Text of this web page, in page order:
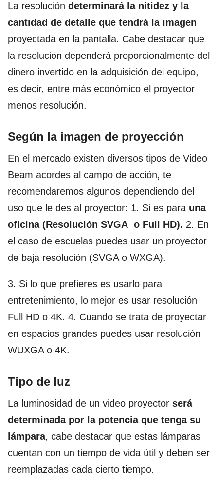
La resolución determinará la nitidez y la
cantidad de detalle que tendrá la imagen
proyectada en la pantalla. Cabe destacar que
la resolución dependerá proporcionalmente del
dinero invertido en la adquisición del equipo,
es decir, entre más económico el proyector
menos resolución.
Según la imagen de proyección
En el mercado existen diversos tipos de Video
Beam acordes al campo de acción, te
recomendaremos algunos dependiendo del
uso que le des al proyector: 1. Si es para una
oficina (Resolución SVGA o Full HD). 2. En
el caso de escuelas puedes usar un proyector
de baja resolución (SVGA o WXGA).
3. Si lo que prefieres es usarlo para
entretenimiento, lo mejor es usar resolución
Full HD o 4K. 4. Cuando se trata de proyectar
en espacios grandes puedes usar resolución
WUXGA o 4K.
Tipo de luz
La luminosidad de un video proyector será
determinada por la potencia que tenga su
lámpara, cabe destacar que estas lámparas
cuentan con un tiempo de vida útil y deben ser
reemplazadas cada cierto tiempo.